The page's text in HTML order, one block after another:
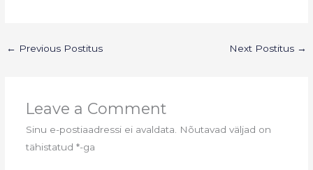
← Previous Postitus Next Postitus →
Leave a Comment
Sinu e-postiaadressi ei avaldata. Nõutavad väljad on
tähistatud *-ga